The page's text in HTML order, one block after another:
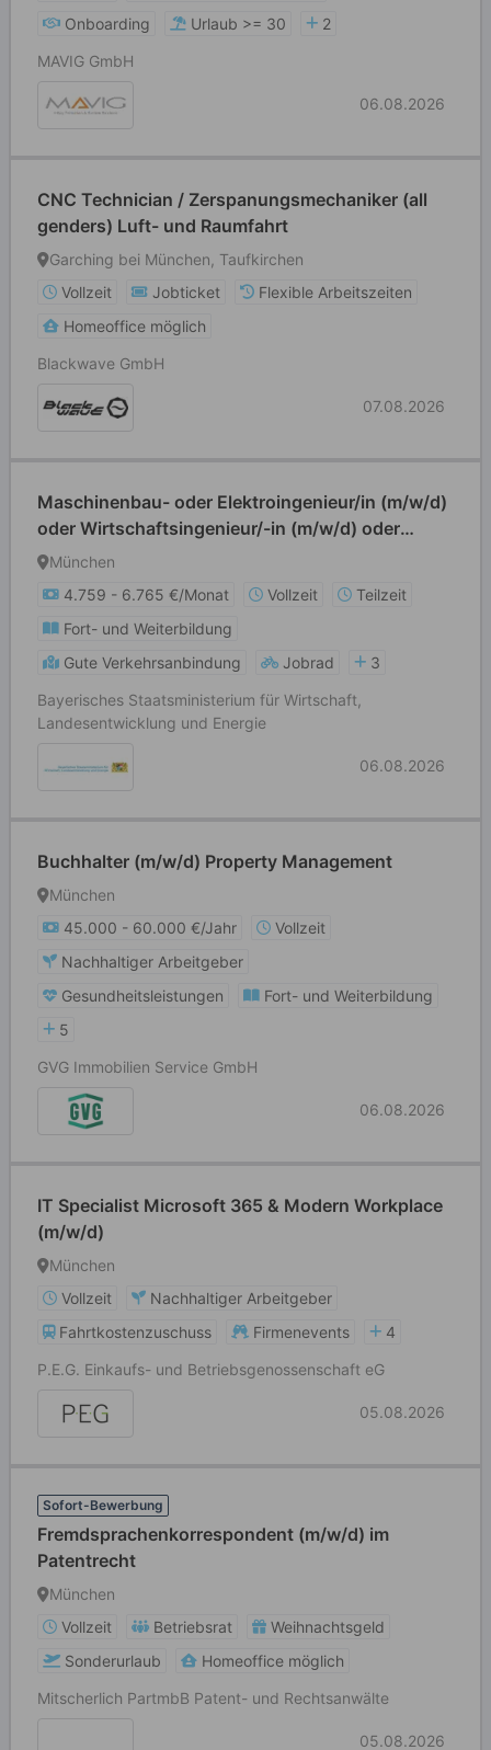
Onboarding
Urlaub >= 30
2
MAVIG GmbH
06.08.2026
CNC Technician / Zerspanungsmechaniker (all
genders) Luft- und Raumfahrt
Garching bei München, Taufkirchen
Vollzeit
Jobticket
Flexible Arbeitszeiten
Homeoffice möglich
Blackwave GmbH
07.08.2026
Maschinenbau- oder Elektroingenieur/in (m/w/d)
oder Wirtschaftsingenieur/-in (m/w/d) oder
Informatiker/in (m/w/d) oder Physiker/in (m/w/d)
München
4.759 - 6.765 €/Monat
Vollzeit
Teilzeit
Fort- und Weiterbildung
Gute Verkehrsanbindung
Jobrad
3
Bayerisches Staatsministerium für Wirtschaft,
Landesentwicklung und Energie
06.08.2026
Buchhalter (m/w/d) Property Management
München
45.000 - 60.000 €/Jahr
Vollzeit
Nachhaltiger Arbeitgeber
Gesundheitsleistungen
Fort- und Weiterbildung
5
GVG Immobilien Service GmbH
06.08.2026
IT Specialist Microsoft 365 & Modern Workplace
(m/w/d)
München
Vollzeit
Nachhaltiger Arbeitgeber
Fahrtkostenzuschuss
Firmenevents
4
P.E.G. Einkaufs- und Betriebsgenossenschaft eG
05.08.2026
Sofort-Bewerbung
Fremdsprachenkorrespondent (m/w/d) im
Patentrecht
München
Vollzeit
Betriebsrat
Weihnachtsgeld
Sonderurlaub
Homeoffice möglich
Mitscherlich PartmbB Patent- und Rechtsanwälte
05.08.2026